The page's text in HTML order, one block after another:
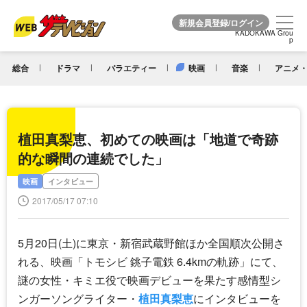
KADOKAWA Grou
p
総合 ドラマ バラエティー 映画 音楽 アニメ
KADOKAWA Grou
p
植田真梨恵、初めての映画は「地道で奇跡
的な瞬間の連続でした」
映画 インタビュー
2017/05/17 07:10
5月20日(土)に東京・新宿武蔵野館ほか全国順次公開さ
れる、映画「トモシビ 銚子電鉄 6.4kmの軌跡」にて、
謎の女性・キミエ役で映画デビューを果たす感情型シ
ンガーソングライター・ 植田真梨恵にインタビューを